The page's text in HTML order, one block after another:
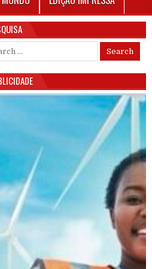
QUE LEVE À CRIAÇÃO DE UM GOVERNO
for: